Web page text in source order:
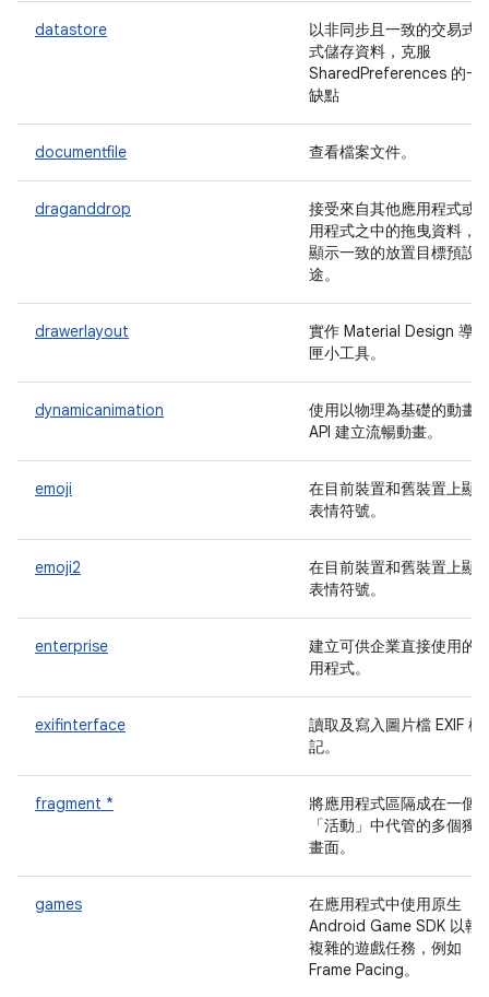
datastore
以非同步且一致的交易式
式儲存資料，克服
SharedPreferences 的一
缺點
documentfile 查看檔案文件。
draganddrop
接受來自其他應用程式或
用程式之中的拖曳資料，
顯示一致的放置目標預設
途。
drawerlayout
實作 Material Design 導覽
匣小工具。
dynamicanimation
使用以物理為基礎的動畫
API 建立流暢動畫。
emoji
在目前裝置和舊裝置上顯
表情符號。
emoji2
在目前裝置和舊裝置上顯
表情符號。
enterprise
建立可供企業直接使用的
用程式。
exifinterface
讀取及寫入圖片檔 EXIF 標
記。
fragment *
將應用程式區隔成在一個
「活動」中代管的多個獨
畫面。
games
在應用程式中使用原生
Android Game SDK 以執
複雜的遊戲任務，例如
Frame Pacing。